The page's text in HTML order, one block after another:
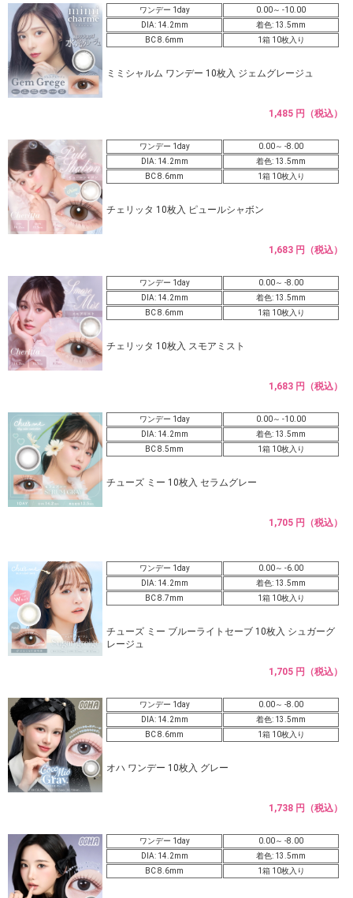
ワンデー 1day
0.00～ -10.00
DIA: 14.2mm
着色: 13.5mm
BC 8.6mm
1箱 10枚入り
ミミシャルム ワンデー 10枚入 ジェムグレージュ
1,485 円（税込）
ワンデー 1day
0.00～ -8.00
DIA: 14.2mm
着色: 13.5mm
BC 8.6mm
1箱 10枚入り
チェリッタ 10枚入 ピュールシャボン
1,683 円（税込）
ワンデー 1day
0.00～ -8.00
DIA: 14.2mm
着色: 13.5mm
BC 8.6mm
1箱 10枚入り
チェリッタ 10枚入 スモアミスト
1,683 円（税込）
ワンデー 1day
0.00～ -10.00
DIA: 14.2mm
着色: 13.5mm
BC 8.5mm
1箱 10枚入り
チューズ ミー 10枚入 セラムグレー
1,705 円（税込）
ワンデー 1day
0.00～ -6.00
DIA: 14.2mm
着色: 13.5mm
BC 8.7mm
1箱 10枚入り
チューズ ミー ブルーライトセーブ 10枚入 シュガーグ
レージュ
1,705 円（税込）
ワンデー 1day
0.00～ -8.00
DIA: 14.2mm
着色: 13.5mm
BC 8.6mm
1箱 10枚入り
オハ ワンデー 10枚入 グレー
1,738 円（税込）
ワンデー 1day
0.00～ -8.00
DIA: 14.2mm
着色: 13.5mm
BC 8.6mm
1箱 10枚入り